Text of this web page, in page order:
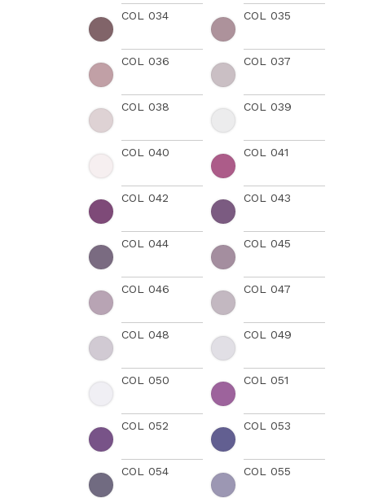
COL 034 COL 035
COL 036 COL 037
COL 038 COL 039
COL 040 COL 041
COL 042 COL 043
COL 044 COL 045
COL 046 COL 047
COL 048 COL 049
COL 050 COL 051
COL 052 COL 053
COL 054 COL 055